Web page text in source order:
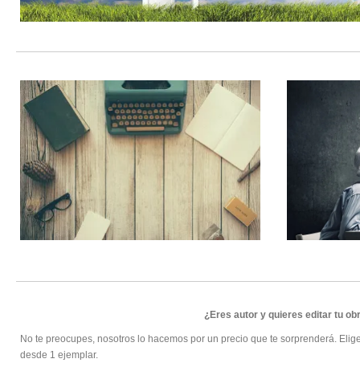
¿Eres autor y quieres editar tu
No te preocupes, nosotros lo hacemos por un precio que te sorprenderá.
desde 1 ejemplar.